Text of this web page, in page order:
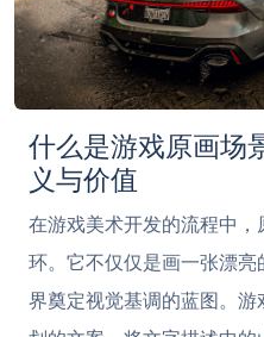
什么是游戏原画场
义与价值
在游戏美术开发的流程中
环。它不仅仅是画一张漂
界奠定视觉基调的蓝图。